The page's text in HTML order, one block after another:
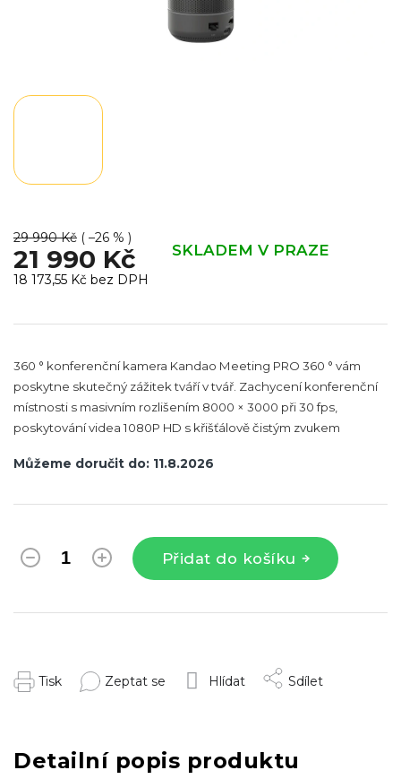
29 990 Kč ( –26 % )
21 990 Kč SKLADEM V PRAZE
18 173,55 Kč bez DPH
cena:
Můžeme doručit do: 11.8.2026
Přidat do košíku
360 ° konferenční kamera Kandao Meeting PRO 360 ° vám
poskytne skutečný zážitek tváří v tvář. Zachycení konferenční
místnosti s masivním rozlišením 8000 × 3000 při 30 fps,
poskytování videa 1080P HD s křišťálově čistým zvukem
Tisk Zeptat se Hlídat Sdílet
Detailní popis produktu